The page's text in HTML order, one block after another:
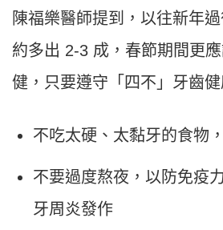
陳福樂醫師提到，以往新年
約多出 2-3 成，春節期間更
健，只要遵守「四不」牙齒健
不吃太硬、太黏牙的食物
不要過度熬夜，以防免疫
牙周炎發作